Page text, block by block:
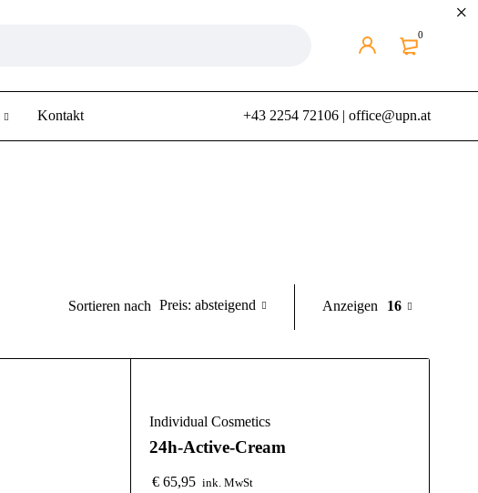
0
Kontakt +43 2254 72106 | office@upn.at
Sortieren nach Preis: absteigend Anzeigen 16
Individual Cosmetics
24h-Active-Cream
€ 65,95 ink. MwSt